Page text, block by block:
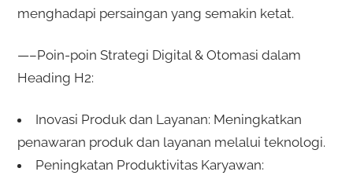
menghadapi persaingan yang semakin ketat.
—–Poin-poin Strategi Digital & Otomasi dalam
Heading H2:
Inovasi Produk dan Layanan: Meningkatkan
penawaran produk dan layanan melalui teknologi.
Peningkatan Produktivitas Karyawan: